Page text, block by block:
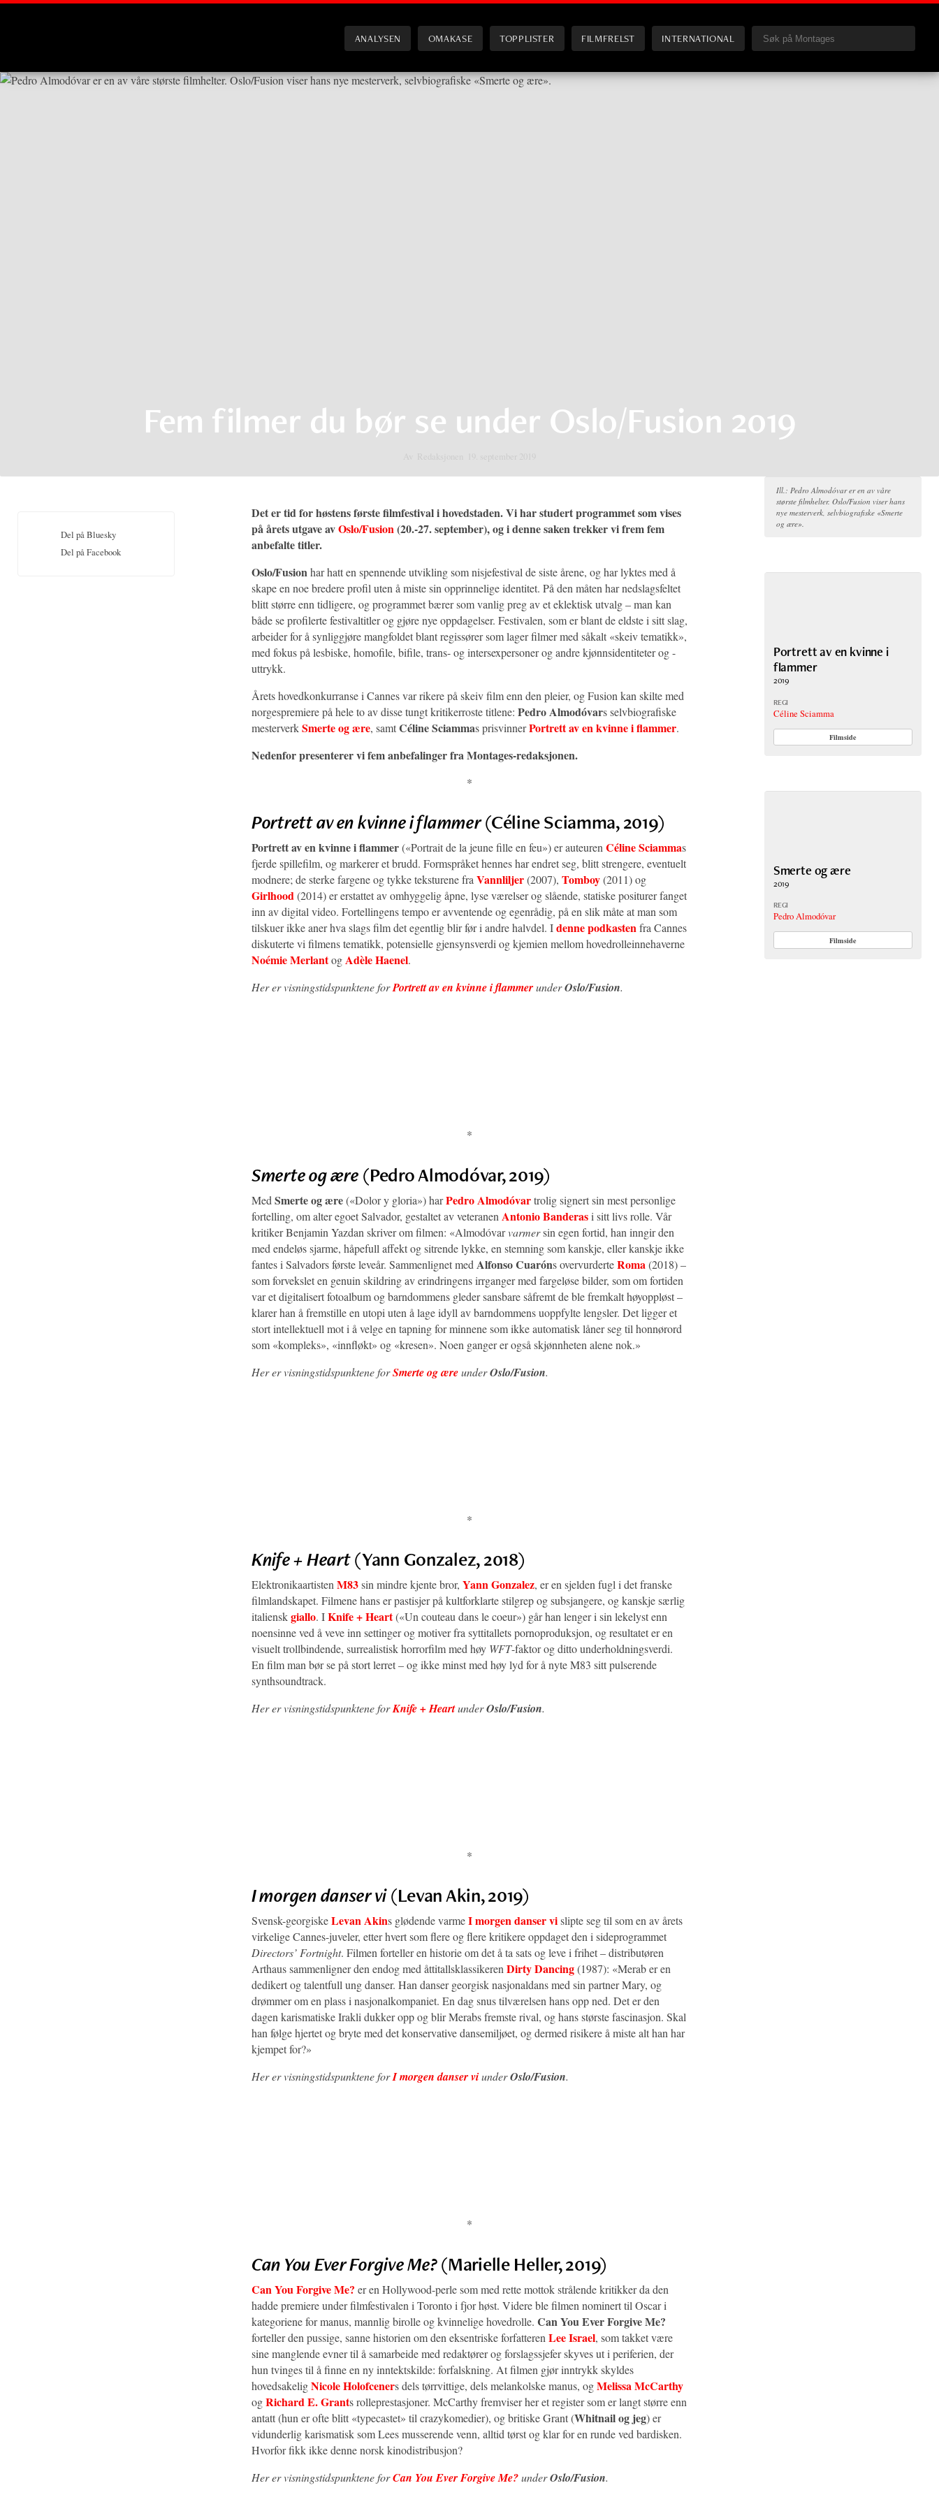
ANALYSEN OMAKASE TOPPLISTER FILMFRELST INTERNATIONAL
Fem filmer du bør se under Oslo/Fusion 2019
Det er tid for høstens første filmfestival i hovedstaden. Vi har studert programmet som vises
på årets utgave avOslo/Fusion(20.-27. september), og i denne saken trekker vi frem fem
anbefalte titler.
Oslo/Fusionhar hatt en spennende utvikling som nisjefestival de siste årene, og har lyktes med å
skape en noe bredere profil uten å miste sin opprinnelige identitet. På den måten har nedslagsfeltet
blitt større enn tidligere, og programmet bærer som vanlig preg av et eklektisk utvalg – man kan
både se profilerte festivaltitler og gjøre nye oppdagelser. Festivalen, som er blant de eldste i sitt slag,
arbeider for å synliggjøre mangfoldet blant regissører som lager filmer med såkalt «skeiv tematikk»,
med fokus på lesbiske, homofile, bifile, trans- og intersexpersoner og andre kjønnsidentiteter og -
uttrykk.
Årets hovedkonkurranse i Cannes var rikere på skeiv film enn den pleier, og Fusion kan skilte med
norgespremiere på hele to av disse tungt kritikerroste titlene: Pedro Almodóvars selvbiografiske
mesterverkSmerte og ære, samtCéline Sciammas prisvinnerPortrett av en kvinne i flammer.
Nedenfor presenterer vi fem anbefalinger fra Montages-redaksjonen.
*
Portrett av en kvinne i flammer(Céline Sciamma, 2019)
Portrett av en kvinne i flammer(«Portrait de la jeune fille en feu») er auteuren Céline Sciammas
fjerde spillefilm, og markerer et brudd. Formspråket hennes har endret seg, blitt strengere, eventuelt
modnere; de sterke fargene og tykke teksturene fra Vannliljer(2007), Tomboy(2011) og
Girlhood(2014) er erstattet av omhyggelig åpne, lyse værelser og slående, statiske positurer fanget
inn av digital video. Fortellingens tempo er avventende og egenrådig, på en slik måte at man som
tilskuer ikke aner hva slags film det egentlig blir før i andre halvdel. Idenne podkastenfra Cannes
diskuterte vi filmens tematikk, potensielle gjensynsverdi og kjemien mellom hovedrolleinnehaverne
Noémie MerlantogAdèle Haenel.
Her er visningstidspunktene forPortrett av en kvinne i flammerunderOslo/Fusion.
*
Smerte og ære (Pedro Almodóvar, 2019)
Med Smerte og ære(«Dolor y gloria») harPedro Almodóvartrolig signert sin mest personlige
fortelling, om alter egoet Salvador, gestaltet av veteranen Antonio Banderasi sitt livs rolle. Vår
kritiker Benjamin Yazdan skriver om filmen: «Almodóvarvarmersin egen fortid, han inngir den
med endeløs sjarme, håpefull affekt og sitrende lykke, en stemning som kanskje, eller kanskje ikke
fantes i Salvadors første leveår. Sammenlignet med Alfonso Cuaróns overvurderteRoma (2018) –
som forvekslet en genuin skildring av erindringens irrganger med fargeløse bilder, som om fortiden
var et digitalisert fotoalbum og barndommens gleder sansbare såfremt de ble fremkalt høyoppløst –
klarer han å fremstille en utopi uten å lage idyll av barndommens uoppfylte lengsler. Det ligger et
stort intellektuell mot i å velge en tapning for minnene som ikke automatisk låner seg til honnørord
som «kompleks», «innfløkt» og «kresen». Noen ganger er også skjønnheten alene nok.»
Her er visningstidspunktene forSmerte og æreunderOslo/Fusion.
*
Knife + Heart(Yann Gonzalez, 2018)
Elektronikaartisten M83sin mindre kjente bror, Yann Gonzalez, er en sjelden fugl i det franske
filmlandskapet. Filmene hans er pastisjer på kultforklarte stilgrep og subsjangere, og kanskje særlig
italienskgiallo. IKnife + Heart(«Un couteau dans le coeur») går han lenger i sin lekelyst enn
noensinne ved å veve inn settinger og motiver fra syttitallets pornoproduksjon, og resultatet er en
visuelt trollbindende, surrealistisk horrorfilm med høy WFT-faktor og ditto underholdningsverdi.
En film man bør se på stort lerret – og ikke minst med høy lyd for å nyte M83 sitt pulserende
synthsoundtrack.
Her er visningstidspunktene forKnife + HeartunderOslo/Fusion.
*
I morgen danser vi(Levan Akin, 2019)
Svensk-georgiskeLevan Akins glødende varmeI morgen danser vislipte seg til som en av årets
virkelige Cannes-juveler, etter hvert som flere og flere kritikere oppdaget den i sideprogrammet
Directors’ Fortnight. Filmen forteller en historie om det å ta sats og leve i frihet – distributøren
Arthaus sammenligner den endog med åttitallsklassikerenDirty Dancing(1987): «Merab er en
dedikert og talentfull ung danser. Han danser georgisk nasjonaldans med sin partner Mary, og
drømmer om en plass i nasjonalkompaniet. En dag snus tilværelsen hans opp ned. Det er den
dagen karismatiske Irakli dukker opp og blir Merabs fremste rival, og hans største fascinasjon. Skal
han følge hjertet og bryte med det konservative dansemiljøet, og dermed risikere å miste alt han har
kjempet for?»
Her er visningstidspunktene forI morgen danser viunderOslo/Fusion.
*
Can You Ever Forgive Me?(Marielle Heller, 2019)
Can You Forgive Me? er en Hollywood-perle som med rette mottok strålende kritikker da den
hadde premiere under filmfestivalen i Toronto i fjor høst. Videre ble filmen nominert til Oscar i
kategoriene for manus, mannlig birolle og kvinnelige hovedrolle. Can You Ever Forgive Me?
forteller den pussige, sanne historien om den eksentriske forfatteren Lee Israel, som takket være
sine manglende evner til å samarbeide med redaktører og forslagssjefer skyves ut i periferien, der
hun tvinges til å finne en ny inntektskilde: forfalskning. At filmen gjør inntrykk skyldes
hovedsakeligNicole Holofceners dels tørrvittige, dels melankolske manus, ogMelissa McCarthy
ogRichard E. Grants rolleprestasjoner. McCarthy fremviser her et register som er langt større enn
antatt (hun er ofte blitt «typecastet» til crazykomedier), og britiske Grant (Whitnail og jeg) er
vidunderlig karismatisk som Lees musserende venn, alltid tørst og klar for en runde ved bardisken.
Hvorfor fikk ikke denne norsk kinodistribusjon?
Her er visningstidspunktene forCan You Ever Forgive Me?underOslo/Fusion.
Del på Bluesky
Del på Facebook
Ill.: Pedro Almodóvar er en av våre
største filmhelter. Oslo/Fusion viser hans
nye mesterverk, selvbiografiske «Smerte
og ære».
Portrett av en kvinne i
flammer
2019
REGI
Céline Sciamma
Filmside
Smerte og ære
2019
REGI
Pedro Almodóvar
Filmside